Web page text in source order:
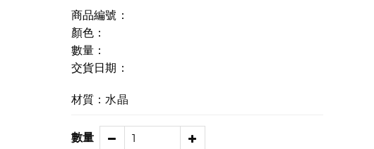
商品編號：
顏色：
數量：
交貨日期：
材質：水晶
數量